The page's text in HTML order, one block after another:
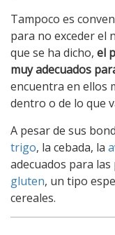
Tampoco es
para no exceder el
que se ha dicho, el
muy adecuados
encuentra en ellos
dentro o de lo que
A pesar de sus
trigo, la cebada, la
adecuados para
gluten, un tipo
cereales.